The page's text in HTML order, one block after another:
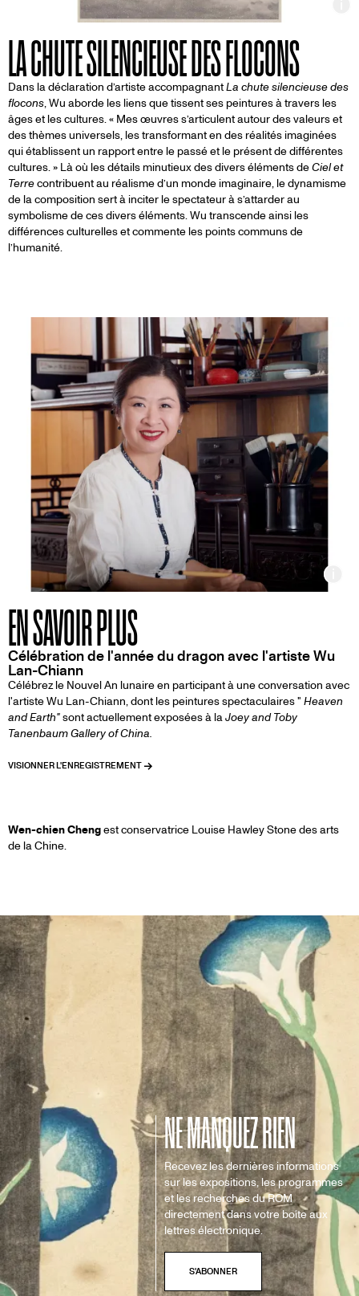
LA CHUTE SILENCIEUSE DES FLOCONS
Dans la déclaration d’artiste accompagnantLa chute silencieuse des
flocons, Wu aborde les liens que tissent ses peintures à travers les
âges et les cultures. « Mes œuvres s’articulent autour des valeurs et
des thèmes universels, les transformant en des réalités imaginées
qui établissent un rapport entre le passé et le présent de différentes
cultures. » Là où les détails minutieux des divers éléments deCiel et
Terrecontribuent au réalisme d’un monde imaginaire, le dynamisme
de la composition sert à inciter le spectateur à s’attarder au
symbolisme de ces divers éléments. Wu transcende ainsi les
différences culturelles et commente les points communs de
l’humanité.
EN SAVOIR PLUS
Célébration de l'année du dragon avec l'artiste Wu
Lan-Chiann
Célébrez le Nouvel An lunaire en participant à une conversation avec
l'artiste Wu Lan-Chiann, dont les peintures spectaculaires " Heaven
and Earth"sont actuellement exposées à laJoey and Toby
Tanenbaum Gallery of China.
VISIONNER L'ENREGISTREMENT
WEN-
CHENG
Wen-chien Chengest conservatrice Louise Hawley Stone des arts
de la Chine.
NE MANQUEZ RIEN
Recevez les dernières informations
sur les expositions, les programmes
et les recherches du ROM
directement dans votre boîte aux
lettres électronique.